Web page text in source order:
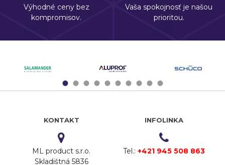
Výhodné ceny bez
kompromisov.
Vaša spokojnosť je našou
prioritou.
12345678910
KONTAKT
ML product s.r.o.
Skladištná 5836
INFOLINKA
Tel.: +421 945 508 863